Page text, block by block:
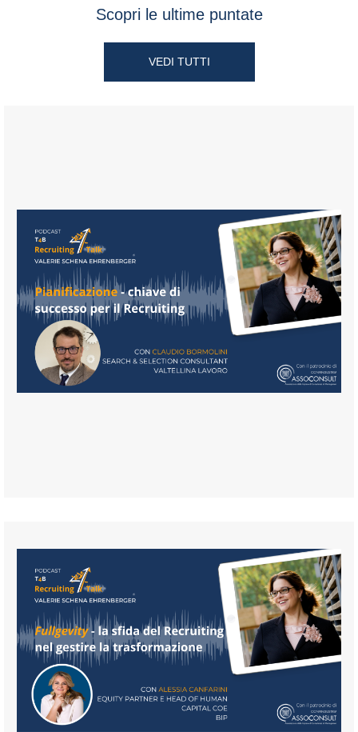
Scopri le ultime puntate
VEDI TUTTI